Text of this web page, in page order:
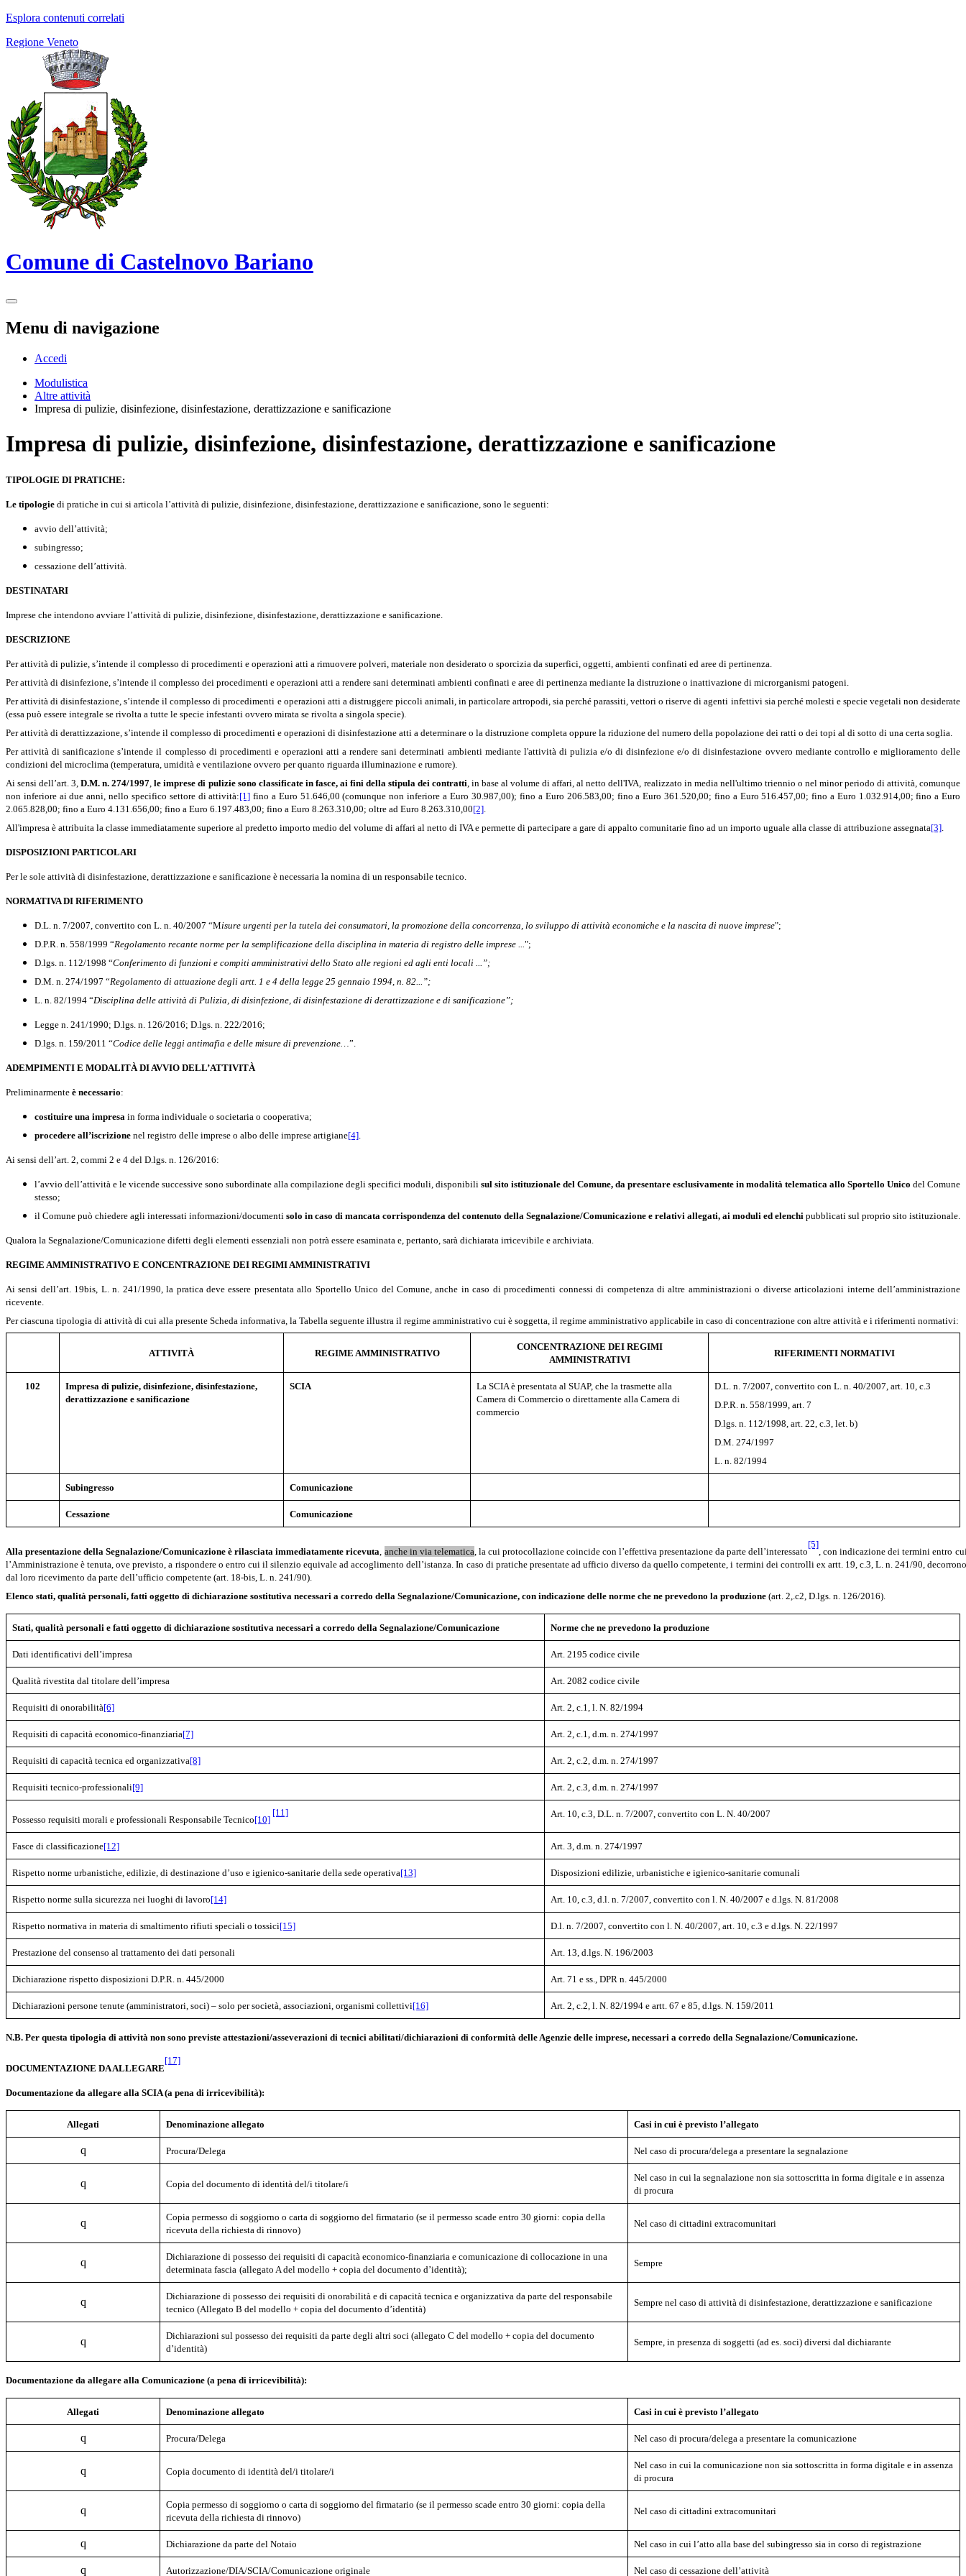
Esplora contenuti correlati
Regione Veneto
Comune di Castelnovo Bariano
Menu di navigazione
Accedi
Modulistica
Altre attività
Impresa di pulizie, disinfezione, disinfestazione, derattizzazione e sanificazione
Impresa di pulizie, disinfezione, disinfestazione, derattizzazione e sanificazione
TIPOLOGIE DI PRATICHE:
Le tipologie di pratiche in cui si articola l’attività di pulizie, disinfezione, disinfestazione, derattizzazione e sanificazione, sono le seguenti:
avvio dell’attività;
subingresso;
cessazione dell’attività.
DESTINATARI
Imprese che intendono avviare l’attività di pulizie, disinfezione, disinfestazione, derattizzazione e sanificazione.
DESCRIZIONE
Per attività di pulizie, s’intende il complesso di procedimenti e operazioni atti a rimuovere polveri, materiale non desiderato o sporcizia da superfici, oggetti, ambienti confinati ed aree di pertinenza.
Per attività di disinfezione, s’intende il complesso dei procedimenti e operazioni atti a rendere sani determinati ambienti confinati e aree di pertinenza mediante la distruzione o inattivazione di microrganismi patogeni.
Per attività di disinfestazione, s’intende il complesso di procedimenti e operazioni atti a distruggere piccoli animali, in particolare artropodi, sia perché parassiti, vettori o riserve di agenti infettivi sia perché molesti e specie vegetali non desiderate
(essa può essere integrale se rivolta a tutte le specie infestanti ovvero mirata se rivolta a singola specie).
Per attività di derattizzazione, s’intende il complesso di procedimenti e operazioni di disinfestazione atti a determinare o la distruzione completa oppure la riduzione del numero della popolazione dei ratti o dei topi al di sotto di una certa soglia.
Per attività di sanificazione s’intende il complesso di procedimenti e operazioni atti a rendere sani determinati ambienti mediante l'attività di pulizia e/o di disinfezione e/o di disinfestazione ovvero mediante controllo e miglioramento delle
condizioni del microclima (temperatura, umidità e ventilazione ovvero per quanto riguarda illuminazione e rumore).
Ai sensi dell’art. 3,D.M. n. 274/1997 ,le imprese di pulizie sono classificate in fasce, ai fini della stipula dei contratti , in base al volume di affari, al netto dell'IVA, realizzato in media nell'ultimo triennio o nel minor periodo di attività, comunque
non inferiore ai due anni, nello specifico settore di attività:[1] fino a Euro 51.646,00 (comunque non inferiore a Euro 30.987,00); fino a Euro 206.583,00; fino a Euro 361.520,00; fino a Euro 516.457,00; fino a Euro 1.032.914,00; fino a Euro
2.065.828,00; fino a Euro 4.131.656,00; fino a Euro 6.197.483,00; fino a Euro 8.263.310,00; oltre ad Euro 8.263.310,00[2]
All'impresa è attribuita la classe immediatamente superiore al predetto importo medio del volume di affari al netto di IVA e permette di partecipare a gare di appalto comunitarie fino ad un importo uguale alla classe di attribuzione assegnata[3]
DISPOSIZIONI PARTICOLARI
Per le sole attività di disinfestazione, derattizzazione e sanificazione è necessaria la nomina di un responsabile tecnico.
NORMATIVA DI RIFERIMENTO
D.L. n. 7/2007, convertito con L. n. 40/2007 “Misure urgenti per la tutela dei consumatori, la promozione della concorrenza, lo sviluppo di attività economiche e la nascita di nuove imprese";
D.P.R. n. 558/1999 “Regolamento recante norme per la semplificazione della disciplina in materia di registro delle imprese ... ";
D.lgs. n. 112/1998 “Conferimento di funzioni e compiti amministrativi dello Stato alle regioni ed agli enti locali ...”;
D.M. n. 274/1997 “Regolamento di attuazione degli artt. 1 e 4 della legge 25 gennaio 1994, n. 82...”;
L. n. 82/1994 “Disciplina delle attività di Pulizia, di disinfezione, di disinfestazione di derattizzazione e di sanificazione”;
Legge n. 241/1990; D.lgs. n. 126/2016; D.lgs. n. 222/2016;
D.lgs. n. 159/2011 “Codice delle leggi antimafia e delle misure di prevenzione… ”.
ADEMPIMENTI E MODALITÀ DI AVVIO DELL’ATTIVITÀ
Preliminarmente è necessario:
costituire una impresa in forma individuale o societaria o cooperativa;
procedere all’iscrizione nel registro delle imprese o albo delle imprese artigiane[4]
Ai sensi dell’art. 2, commi 2 e 4 del D.lgs. n. 126/2016:
l’avvio dell’attività e le vicende successive sono subordinate alla compilazione degli specifici moduli, disponibili sul sito istituzionale del Comune, da presentare esclusivamente in modalità telematica allo Sportello Unico del Comune
stesso;
il Comune può chiedere agli interessati informazioni/documenti solo in caso di mancata corrispondenza del contenuto della Segnalazione/Comunicazione e relativi allegati, ai moduli ed elenchi pubblicati sul proprio sito istituzionale.
Qualora la Segnalazione/Comunicazione difetti degli elementi essenziali non potrà essere esaminata e, pertanto, sarà dichiarata irricevibile e archiviata.
REGIME AMMINISTRATIVO E CONCENTRAZIONE DEI REGIMI AMMINISTRATIVI
Ai sensi dell’art. 19bis, L. n. 241/1990, la pratica deve essere presentata allo Sportello Unico del Comune, anche in caso di procedimenti connessi di competenza di altre amministrazioni o diverse articolazioni interne dell’amministrazione
ricevente.
Per ciascuna tipologia di attività di cui alla presente Scheda informativa, la Tabella seguente illustra il regime amministrativo cui è soggetta, il regime amministrativo applicabile in caso di concentrazione con altre attività e i riferimenti normativi:
ATTIVITÀ REGIME AMMINISTRATIVO
CONCENTRAZIONE DEI REGIMI
AMMINISTRATIVI
RIFERIMENTI NORMATIVI
102
Impresa di pulizie, disinfezione, disinfestazione,
derattizzazione e sanificazione
SCIA
La SCIA è presentata al SUAP, che la trasmette alla
Camera di Commercio o direttamente alla Camera di
commercio
D.L. n. 7/2007, convertito con L. n. 40/2007, art. 10, c.3
D.P.R. n. 558/1999, art. 7
D.lgs. n. 112/1998, art. 22, c.3, let. b)
D.M. 274/1997
L. n. 82/1994
Subingresso Comunicazione
Cessazione Comunicazione
Alla presentazione della Segnalazione/Comunicazione è rilasciata immediatamente ricevuta anche in via telematica , la cui protocollazione coincide con l’effettiva presentazione da parte dell’interessato
[5]
, con indicazione dei termini entro
l’Amministrazione è tenuta, ove previsto, a rispondere o entro cui il silenzio equivale ad accoglimento dell’istanza. In caso di pratiche presentate ad ufficio diverso da quello competente, i termini dei controlli ex artt. 19, c.3, L. n. 241/90,
dal loro ricevimento da parte dell’ufficio competente (art. 18-bis, L. n. 241/90).
Elenco stati, qualità personali, fatti oggetto di dichiarazione sostitutiva necessari a corredo della Segnalazione/Comunicazione, con indicazione delle norme che ne prevedono la produzione (art. 2,.c2, D.lgs. n. 126/2016).
Stati, qualità personali e fatti oggetto di dichiarazione sostitutiva necessari a corredo della Segnalazione/Comunicazione Norme che ne prevedono la produzione
Dati identificativi dell’impresa Art. 2195 codice civile
Qualità rivestita dal titolare dell’impresa Art. 2082 codice civile
Requisiti di onorabilità[6] Art. 2, c.1, l. N. 82/1994
Requisiti di capacità economico-finanziaria[7] Art. 2, c.1, d.m. n. 274/1997
Requisiti di capacità tecnica ed organizzativa[8] Art. 2, c.2, d.m. n. 274/1997
Requisiti tecnico-professionali[9] Art. 2, c.3, d.m. n. 274/1997
Possesso requisiti morali e professionali Responsabile Tecnico[10]
[11] Art. 10, c.3, D.L. n. 7/2007, convertito con L. N. 40/2007
Fasce di classificazione[12] Art. 3, d.m. n. 274/1997
Rispetto norme urbanistiche, edilizie, di destinazione d’uso e igienico-sanitarie della sede operativa[13] Disposizioni edilizie, urbanistiche e igienico-sanitarie comunali
Rispetto norme sulla sicurezza nei luoghi di lavoro[14] Art. 10, c.3, d.l. n. 7/2007, convertito con l. N. 40/2007 e d.lgs. N. 81/2008
Rispetto normativa in materia di smaltimento rifiuti speciali o tossici[15] D.l. n. 7/2007, convertito con l. N. 40/2007, art. 10, c.3 e d.lgs. N. 22/1997
Prestazione del consenso al trattamento dei dati personali Art. 13, d.lgs. N. 196/2003
Dichiarazionerispetto disposizioni D.P.R. n. 445/2000 Art. 71 e ss., DPR n. 445/2000
Dichiarazioni persone tenute (amministratori, soci) – solo per società, associazioni, organismi collettivi[16] Art. 2, c.2, l. N. 82/1994 e artt. 67 e 85, d.lgs. N. 159/2011
N.B. Per questa tipologia di attività non sono previste attestazioni/asseverazioni di tecnici abilitati/dichiarazioni di conformità delle Agenzie delle imprese, necessari a corredo della Segnalazione/Comunicazione.
DOCUMENTAZIONE DA ALLEGARE
[17]
Documentazione da allegare alla SCIA (a pena di irricevibilità):
Allegati Denominazione allegato Casi in cui è previsto l’allegato
q Procura/Delega Nel caso di procura/delega a presentare la segnalazione
q Copia del documento di identità del/i titolare/i
Nel caso in cui la segnalazione non sia sottoscritta in forma digitale e in assenza
di procura
q
Copia permesso di soggiorno o carta di soggiorno del firmatario (se il permesso scade entro 30 giorni: copia della
ricevuta della richiesta di rinnovo)
Nel caso di cittadini extracomunitari
q
Dichiarazione di possesso dei requisiti di capacità economico-finanziaria e comunicazione di collocazione in una
determinata fascia (allegato A del modello + copia del documento d’identità);
Sempre
q
Dichiarazione di possesso dei requisiti di onorabilità e di capacità tecnica e organizzativa da parte del responsabile
tecnico (Allegato B del modello + copia del documento d’identità)
Sempre nel caso di attività di disinfestazione, derattizzazione e sanificazione
q
Dichiarazioni sul possesso dei requisiti da parte degli altri soci (allegato C del modello + copia del documento
d’identità)
Sempre, in presenza di soggetti (ad es. soci) diversi dal dichiarante
Documentazione da allegare alla Comunicazione (a pena di irricevibilità):
Allegati Denominazione allegato Casi in cui è previsto l’allegato
q Procura/Delega Nel caso di procura/delega a presentare la comunicazione
q Copia documento di identità del/i titolare/i
Nel caso in cui la comunicazione non sia sottoscritta in forma digitale e in assenza
di procura
q
Copia permesso di soggiorno o carta di soggiorno del firmatario (se il permesso scade entro 30 giorni: copia della
ricevuta della richiesta di rinnovo)
Nel caso di cittadini extracomunitari
q Dichiarazione da parte del Notaio Nel caso in cui l’atto alla base del subingresso sia in corso di registrazione
q Autorizzazione/DIA/SCIA/Comunicazione originale Nel caso di cessazione dell’attività